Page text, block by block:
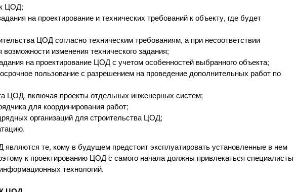
ЦОД;
на проектирование и технических требований к объекту, где будет
ЦОД согласно техническим требованиям, а при несоответствии
изменения технического задания;
на проектирование ЦОД с учетом особенностей выбранного объекта;
пользование с разрешением на проведение дополнительных работ по
ЦОД, включая проекты отдельных инженерных систем;
для координирования работ;
организаций для строительства ЦОД;
те, кому в будущем предстоит эксплуатировать установленные в нем
к проектированию ЦОД с самого начала должны привлекаться специалисты
технологий.